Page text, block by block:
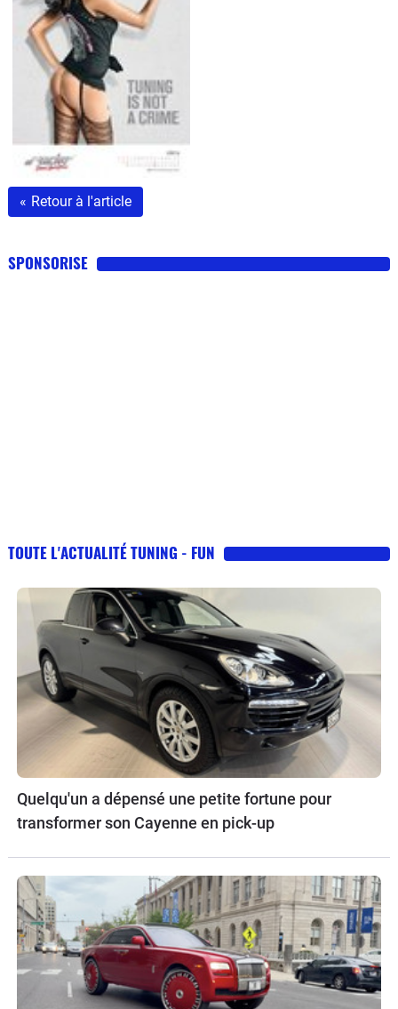
« Retour à l'article
SPONSORISE
TOUTE L'ACTUALITÉ TUNING - FUN
Quelqu'un a dépensé une petite fortune pour
transformer son Cayenne en pick-up